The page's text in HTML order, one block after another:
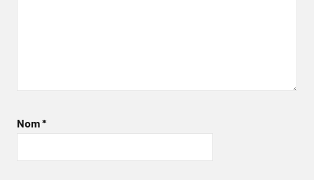
Nom*